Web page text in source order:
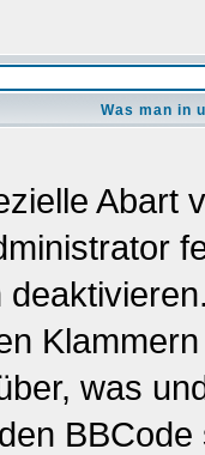
Was man in
Abart
was